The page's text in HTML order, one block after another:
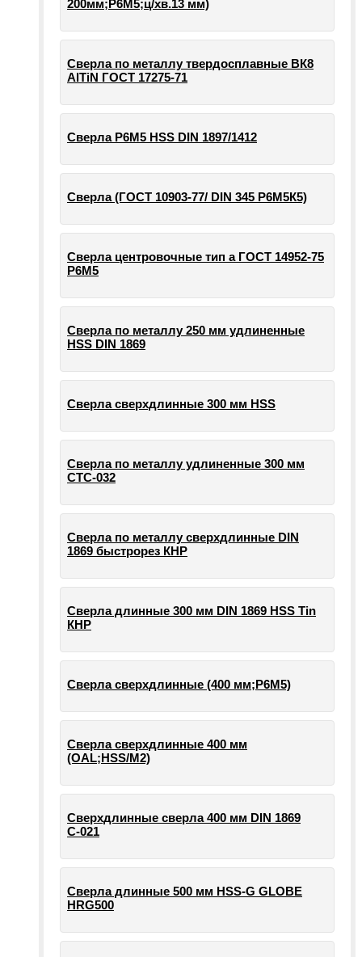
200мм;Р6М5;ц/хв.13 мм)
Сверла по металлу твердосплавные ВК8
AlTiN ГОСТ 17275-71
Сверла Р6М5 HSS DIN 1897/1412
Сверла (ГОСТ 10903-77/ DIN 345 Р6М5К5)
Сверла центровочные тип а ГОСТ 14952-75
Р6М5
Сверла по металлу 250 мм удлиненные
HSS DIN 1869
Сверла сверхдлинные 300 мм HSS
Сверла по металлу удлиненные 300 мм
СТС-032
Сверла по металлу сверхдлинные DIN
1869 быстрорез КНР
Сверла длинные 300 мм DIN 1869 HSS Tin
КНР
Сверла сверхдлинные (400 мм;Р6М5)
Сверла сверхдлинные 400 мм
(OAL;HSS/M2)
Сверхдлинные сверла 400 мм DIN 1869
С-021
Сверла длинные 500 мм HSS-G GLOBE
HRG500